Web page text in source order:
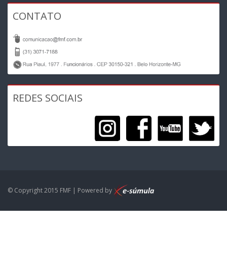
CONTATO
REDES SOCIAIS
© Copyright 2015 FMF | Powered by